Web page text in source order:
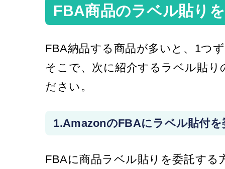
FBA商品のラベル貼り
FBA納品する商品が多いと、1つ
そこで、次に紹介するラベル貼
ださい。
1.AmazonのFBAにラベル貼付を
FBAに商品ラベル貼りを委託す